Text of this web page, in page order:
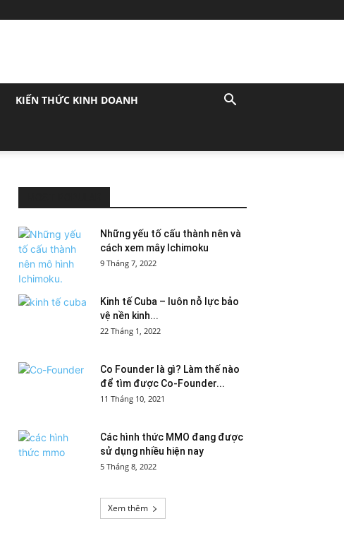
KIẾN THỨC KINH DOANH
Những yếu tố cấu thành nên và
cách xem mây Ichimoku
9 Tháng 7, 2022
Kinh tế Cuba – luôn nỗ lực bảo
vệ nền kinh...
22 Tháng 1, 2022
Co Founder là gì? Làm thế nào
để tìm được Co-Founder...
11 Tháng 10, 2021
Các hình thức MMO đang được
sử dụng nhiều hiện nay
5 Tháng 8, 2022
Xem thêm